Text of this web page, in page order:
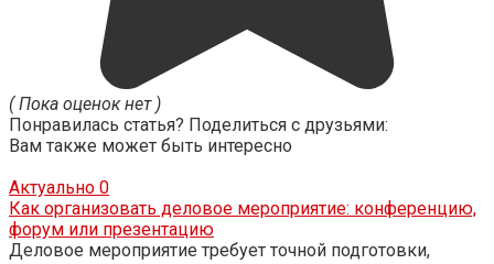
( Пока оценок нет )
Понравилась статья? Поделиться с друзьями:
Вам также может быть интересно
Актуально 0
Как организовать деловое мероприятие: конференцию,
форум или презентацию
Деловое мероприятие требует точной подготовки,